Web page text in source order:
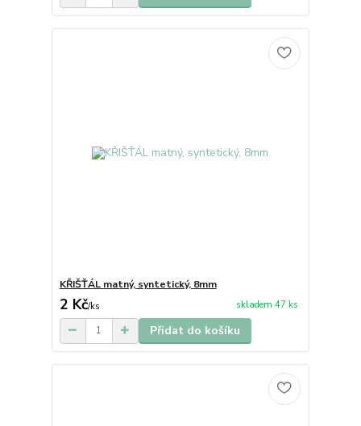
KŘIŠŤÁL matný, syntetický, 8mm
2 Kč/ks skladem 47 ks
Přidat do košíku